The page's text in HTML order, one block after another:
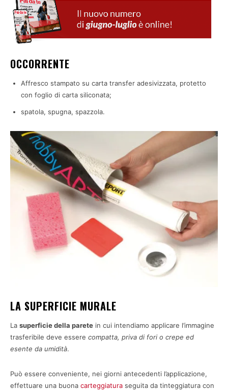
OCCORRENTE
Affresco stampato su carta transfer adesivizzata, protetto
con foglio di carta siliconata;
spatola, spugna, spazzola.
LA SUPERFICIE MURALE
La superficie della parete in cui intendiamo applicare l’immagine
trasferibile deve essere compatta, priva di fori o crepe ed
esente da umidità.
Può essere conveniente, nei giorni antecedenti l’applicazione,
effettuare una buona carteggiatura seguita da tinteggiatura con